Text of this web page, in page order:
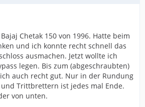
Chetak 150 von 1996. Hatte beim
und ich konnte recht schnell das
ausmachen. Jetzt wollte ich
legen. Bis zum (abgeschraubten)
auch recht gut. Nur in der Rundung
Trittbrettern ist jedes mal Ende.
von unten.